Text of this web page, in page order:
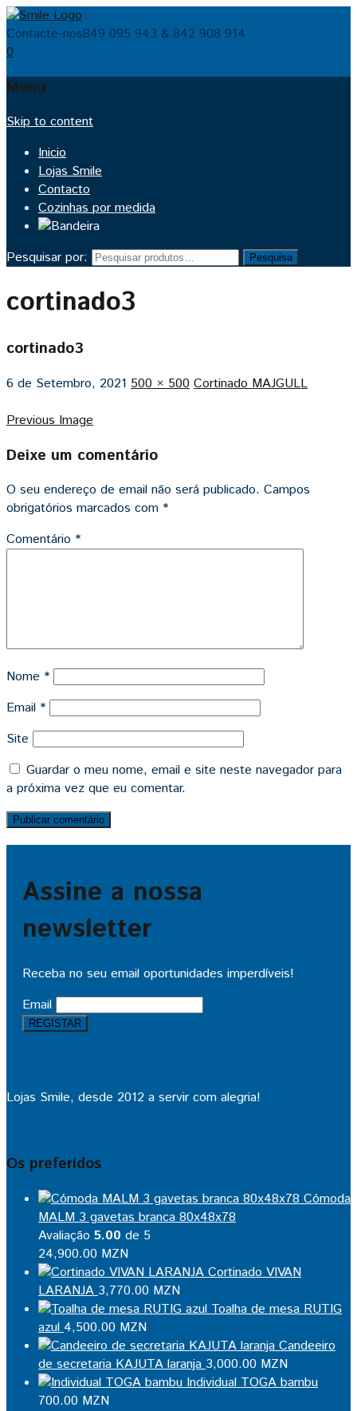
Contacte-nos849 095 943 & 842 908 914
0
Menu
Skip to content
Inicio
Lojas Smile
Contacto
Cozinhas por medida
Pesquisar por: Pesquisa
cortinado3
cortinado3
6 de Setembro, 2021 500 × 500 Cortinado MAJGULL
Previous Image
Deixe um comentário
O seu endereço de email não será publicado. Campos
obrigatórios marcados com *
Comentário *
Nome *
Email *
Site
Guardar o meu nome, email e site neste navegador para
a próxima vez que eu comentar.
Assine a nossa
newsletter
Receba no seu email oportunidades imperdíveis!
Email
Lojas Smile, desde 2012 a servir com alegria!
Os preferidos
Cómoda
MALM 3 gavetas branca 80x48x78
Avaliação 5.00 de 5
24,900.00 MZN
Cortinado VIVAN
LARANJA 3,770.00 MZN
Toalha de mesa RUTIG
azul 4,500.00 MZN
Candeeiro
de secretaria KAJUTA laranja 3,000.00 MZN
Individual TOGA bambu
700.00 MZN